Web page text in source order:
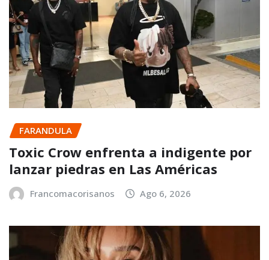
FARANDULA
Toxic Crow enfrenta a indigente por
lanzar piedras en Las Américas
Francomacorisanos Ago 6, 2026